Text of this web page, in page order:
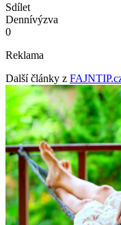
Sdílet
Dennívýzva
0
Reklama
Další články z